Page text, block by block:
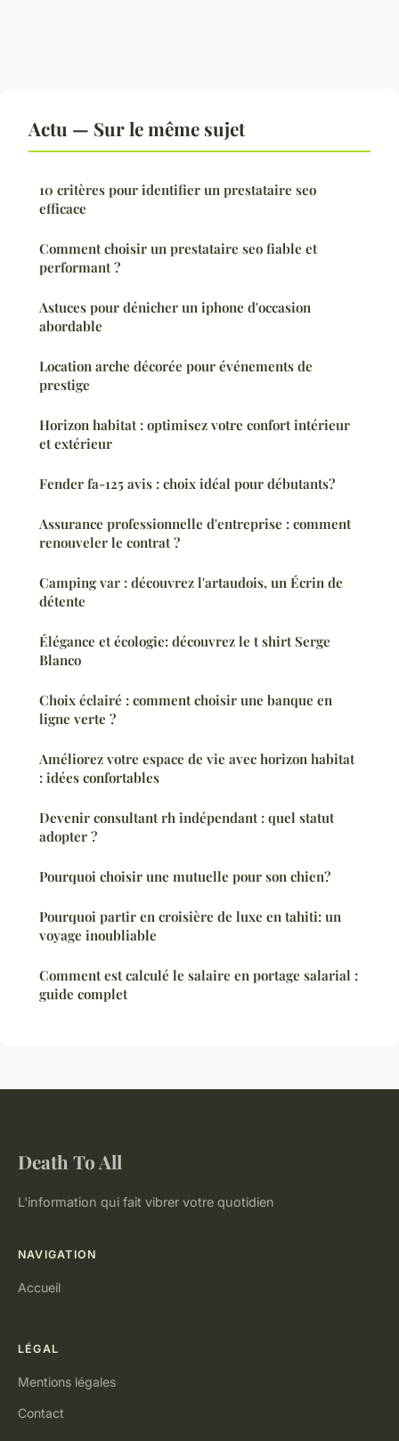
Actu — Sur le même sujet
10 critères pour identifier un prestataire seo
efficace
Comment choisir un prestataire seo fiable et
performant ?
Astuces pour dénicher un iphone d'occasion
abordable
Location arche décorée pour événements de
prestige
Horizon habitat : optimisez votre confort intérieur
et extérieur
Fender fa-125 avis : choix idéal pour débutants?
Assurance professionnelle d'entreprise : comment
renouveler le contrat ?
Camping var : découvrez l'artaudois, un Écrin de
détente
Élégance et écologie: découvrez le t shirt Serge
Blanco
Choix éclairé : comment choisir une banque en
ligne verte ?
Améliorez votre espace de vie avec horizon habitat
: idées confortables
Devenir consultant rh indépendant : quel statut
adopter ?
Pourquoi choisir une mutuelle pour son chien?
Pourquoi partir en croisière de luxe en tahiti: un
voyage inoubliable
Comment est calculé le salaire en portage salarial :
guide complet
Death To All
L'information qui fait vibrer votre quotidien
NAVIGATION
Accueil
LÉGAL
Mentions légales
Contact